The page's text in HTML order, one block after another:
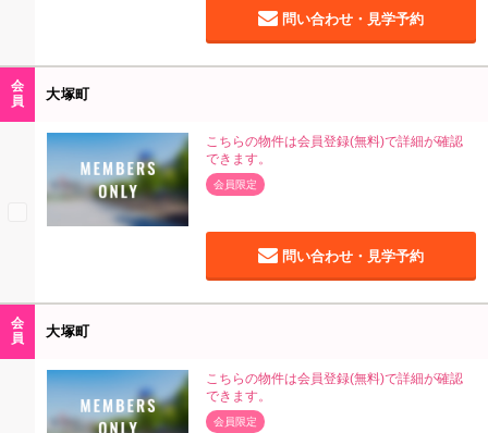
問い合わせ・見学予約
会員限定
会
員
大塚町
こちらの物件は会員登録(無料)で詳細が確認
できます。
問い合わせ・見学予約
会員限定
会
員
大塚町
こちらの物件は会員登録(無料)で詳細が確認
できます。